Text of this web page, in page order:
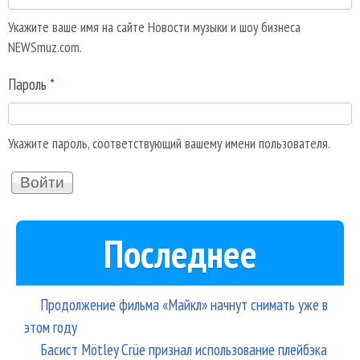
Укажите ваше имя на сайте Новости музыки и шоу бизнеса
NEWSmuz.com.
Пароль *
Укажите пароль, соответствующий вашему имени пользователя.
Последнее
Продолжение фильма «Майкл» начнут снимать уже в
этом году
Басист Mötley Crüe признал использование плейбэка